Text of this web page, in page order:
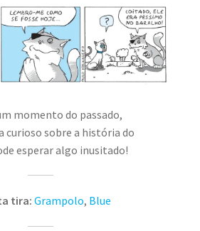
momento do passado,
curioso sobre a história do
esperar algo inusitado!
tira: Grampolo, Blue